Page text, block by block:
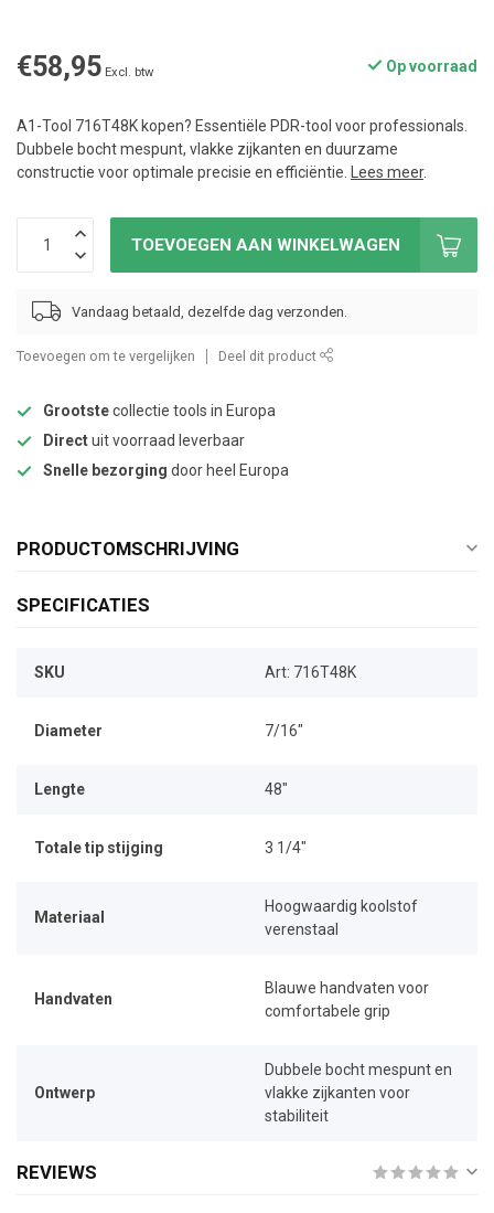
€58,95 Excl. btw Op voorraad
A1-Tool 716T48K kopen? Essentiële PDR-tool voor professionals.
Dubbele bocht mespunt, vlakke zijkanten en duurzame
constructie voor optimale precisie en efficiëntie.
Lees meer.
TOEVOEGEN AAN WINKELWAGEN
Vandaag betaald, dezelfde dag verzonden.
Toevoegen om te vergelijken Deel dit product
Grootstecollectie tools in Europa
Directuit voorraad leverbaar
Snelle bezorging door heel Europa
PRODUCTOMSCHRIJVING
SPECIFICATIES
SKU Art: 716T48K
Diameter 7/16"
Lengte 48"
Totale tip stijging 3 1/4"
Materiaal
Hoogwaardig koolstof
verenstaal
Handvaten
Blauwe handvaten voor
comfortabele grip
Ontwerp
Dubbele bocht mespunt en
vlakke zijkanten voor
stabiliteit
REVIEWS